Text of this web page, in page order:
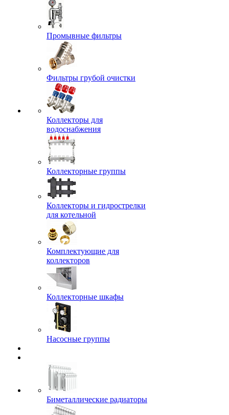
Промывные фильтры
Фильтры грубой очистки
Коллекторы для
водоснабжения
Коллекторные группы
Коллекторы и гидрострелки
для котельной
Комплектующие для
коллекторов
Коллекторные шкафы
Насосные группы
Биметаллические радиаторы